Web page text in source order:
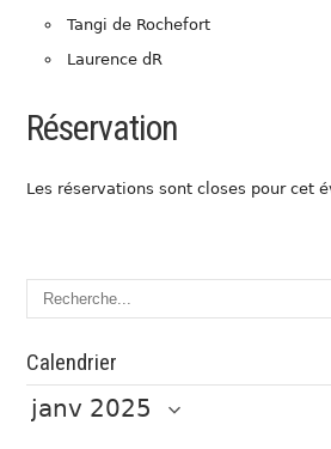
Tangi de Rochefort
Laurence dR
Réservation
Les réservations sont closes pour cet
Calendrier